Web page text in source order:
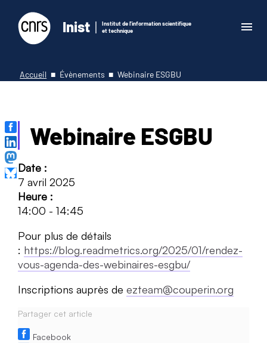
Inist
Institut de l'information scientifique
et technique
Accueil Évènements Webinaire ESGBU
Webinaire ESGBU
Date :
7 avril 2025
Heure :
14:00 - 14:45
Pour plus de détails
: https://blog.readmetrics.org/2025/01/rendez-
vous-agenda-des-webinaires-esgbu/
Inscriptions auprès de ezteam@couperin.org
Partager cet article
Facebook